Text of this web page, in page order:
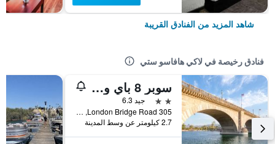
شاهد المزيد من الفنادق القريبة
فنادق رخيصة في لاكي هافاسو ستي
سوبر 8 باي ويندام ليك هافاسو سيتي
2 نجمتين
جيد 6.3
305 London Bridge Road, لاكي هافاسو ستي, AZ, الولايات المتحدة الأميريكية
2.7 كيلومتر عن وسط المدينة